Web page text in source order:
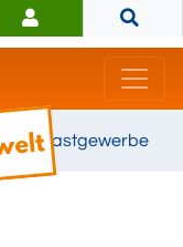
das Gastgewerbe